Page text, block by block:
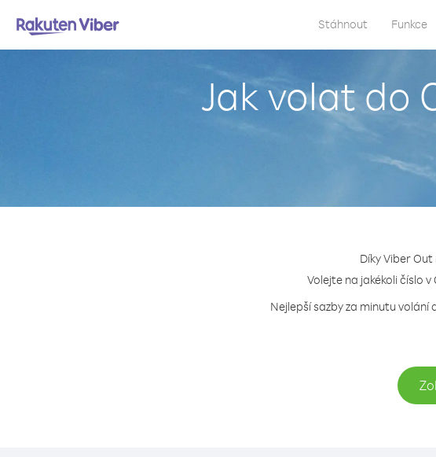
Stáhnout Funkce
Jak volat do
Díky Viber
Volejte na jakékoli číslo
Nejlepší sazby za minutu